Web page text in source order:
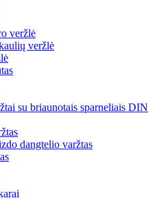
veržlė
veržlė
su briaunotais sparneliais DIN
dangtelio varžtas